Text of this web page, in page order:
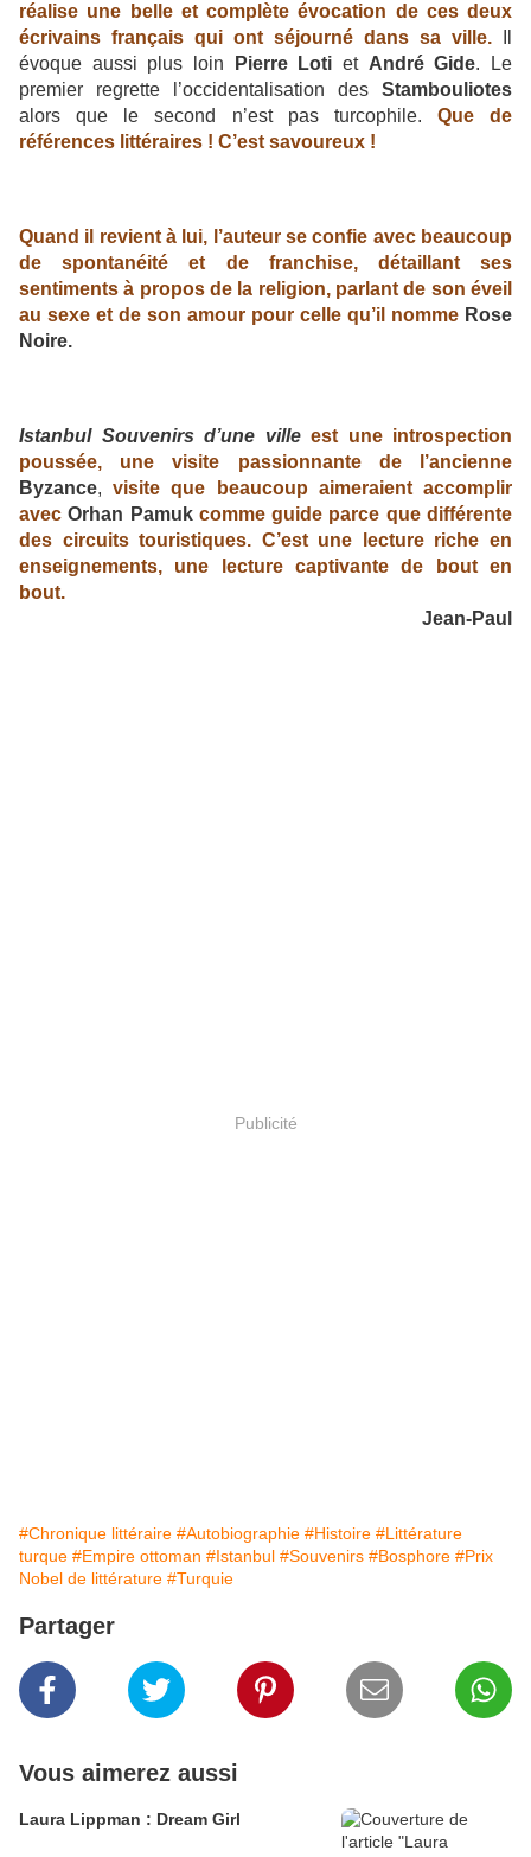
réalise une belle et complète évocation de ces deux
écrivains français qui ont séjourné dans sa ville.
évoque aussi plus loin
Pierre Loti et André Gide. Le
premier regrette l’occidentalisation des Stambouliotes
alors que le second n’est pas turcophile. Que de
références littéraires ! C’est savoureux !
Quand il revient à lui, l’auteur se confie avec beaucoup
de spontanéité et de franchise, détaillant ses
sentiments à propos de la religion, parlant de son éveil
au sexe et de son amour pour celle qu’il nomme Rose
Noire.
Istanbul Souvenirs d’une ville est une introspection
poussée, une visite passionnante de l’ancienne
Byzance,visite que beaucoup aimeraient accomplir
avec Orhan Pamuk comme guide parce que différente
des circuits touristiques. C’est une lecture riche en
enseignements, une lecture captivante de bout en
bout.
Jean-Paul
Publicité
#Chronique littéraire #Autobiographie #Histoire #Littérature
turque #Empire ottoman #Istanbul #Souvenirs #Bosphore #Prix
Nobel de littérature #Turquie
Partager
Vous aimerez aussi
Laura Lippman : Dream Girl